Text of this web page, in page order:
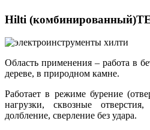
Hilti
Область применения – работа в
дереве, в природном камне.
Работает в режиме бурение
нагрузки, сквозные
долбление, сверление без удара.